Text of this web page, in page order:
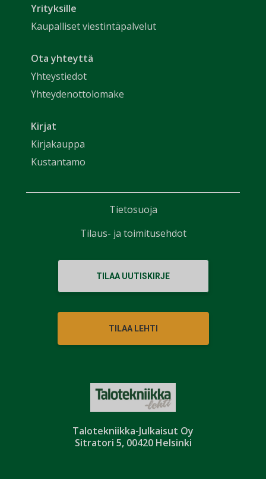
Talotekniikka-Julkaisut Oy
Sitratori 5, 00420 Helsinki
Yrityksille
Kaupalliset viestintäpalvelut
Ota yhteyttä
Yhteystiedot
Yhteydenottolomake
Kirjat
Kirjakauppa
Kustantamo
TILAA UUTISKIRJE
TILAA LEHTI
Tietosuoja
Tilaus- ja toimitusehdot